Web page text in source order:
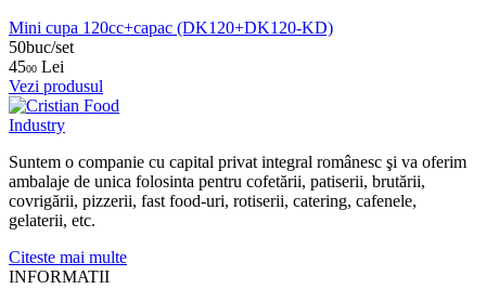
Mini cupa 120cc+capac (DK120+DK120-KD)
50buc/set
4500 Lei
Vezi produsul
Suntem o companie cu capital privat integral românesc şi va oferim
ambalaje de unica folosinta pentru cofetării, patiserii, brutării,
covrigării, pizzerii, fast food-uri, rotiserii, catering, cafenele,
gelaterii, etc.
Citeste mai multe
INFORMATII